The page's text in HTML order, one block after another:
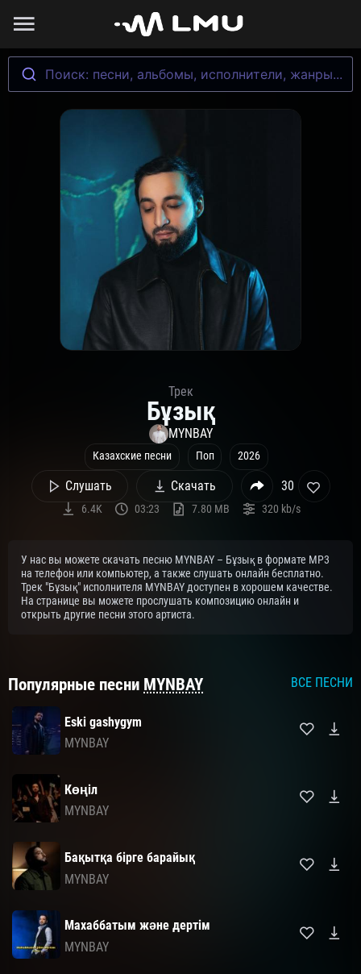
Поиск: песни, альбомы, исполнители, жанры...
Трек
Бұзық
MYNBAY
Казахские песни Поп 2026
Слушать Скачать 30
6.4K 03:23 7.80 MB 320 kb/s
У нас вы можете скачать песню MYNBAY – Бұзық в формате MP3
на телефон или компьютер, а также слушать онлайн бесплатно.
Трек "Бұзық" исполнителя MYNBAY доступен в хорошем качестве.
На странице вы можете прослушать композицию онлайн и
открыть другие песни этого артиста.
Популярные песни MYNBAY ВСЕ ПЕСНИ
Eski gashygym
MYNBAY
Көңіл
MYNBAY
Бақытқа бірге барайық
MYNBAY
Махаббатым және дертім
MYNBAY